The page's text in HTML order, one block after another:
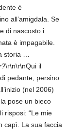
è
all’amigdala. Se
di nascosto i
è impagabile.
storia …
\r\n\r\nQui il
pedante, persino
(nel 2006)
pose un bieco
risposi: “Le mie
capì. La sua faccia